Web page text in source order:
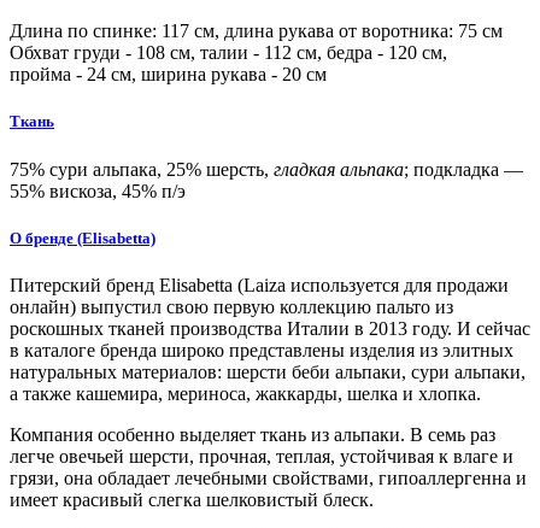
Длина по спинке: 117 см, длина рукава от воротника: 75 см
Обхват груди - 108 см, талии - 112 см, бедра - 120 см,
пройма - 24 см, ширина рукава - 20 см
Ткань
75% сури альпака, 25% шерсть, гладкая альпака; подкладка —
55% вискоза, 45% п/э
О бренде (Elisabetta)
Питерский бренд Elisabetta (Laiza используется для продажи
онлайн) выпустил свою первую коллекцию пальто из
роскошных тканей производства Италии в 2013 году. И сейчас
в каталоге бренда широко представлены изделия из элитных
натуральных материалов: шерсти беби альпаки, сури альпаки,
а также кашемира, мериноса, жаккарды, шелка и хлопка.
Компания особенно выделяет ткань из альпаки. В семь раз
легче овечьей шерсти, прочная, теплая, устойчивая к влаге и
грязи, она обладает лечебными свойствами, гипоаллергенна и
имеет красивый слегка шелковистый блеск.